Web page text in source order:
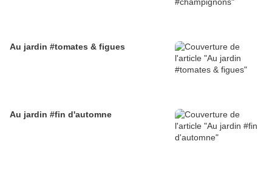
Au jardin #tomates & figues
Au jardin #fin d'automne